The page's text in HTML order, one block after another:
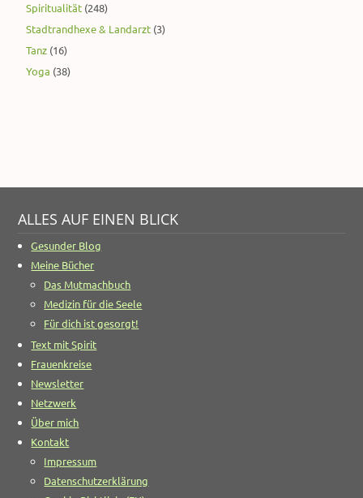
Spiritualität (248)
Stadtrandhexe & Landarzt (3)
Tanz (16)
Yoga (38)
ALLES AUF EINEN BLICK
Gesunder Blog
Meine Bücher
Das Mutmachbuch
Medizin für die Seele
Für dich ist gesorgt!
Text mit Spirit
Frauenkreise
Newsletter
Netzwerk
Über mich
Kontakt
Impressum
Datenschutzerklärung